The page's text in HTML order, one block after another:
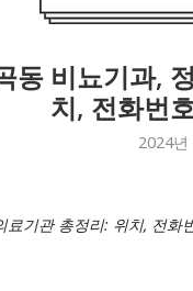
동 비뇨기과,
치, 전화번
2024년
료기관 총정리: 위치, 전화